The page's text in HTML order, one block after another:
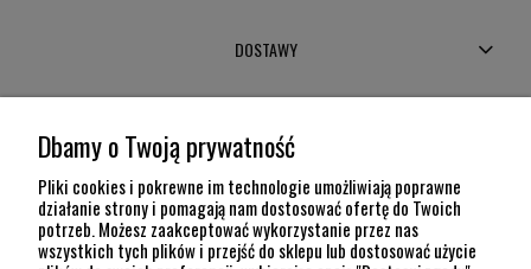
DOSTAWY
POMOC
INFORMACJE
Dbamy o Twoją prywatność
Pliki cookies i pokrewne im technologie umożliwiają poprawne
działanie strony i pomagają nam dostosować ofertę do Twoich
potrzeb. Możesz zaakceptować wykorzystanie przez nas
wszystkich tych plików i przejść do sklepu lub dostosować użycie